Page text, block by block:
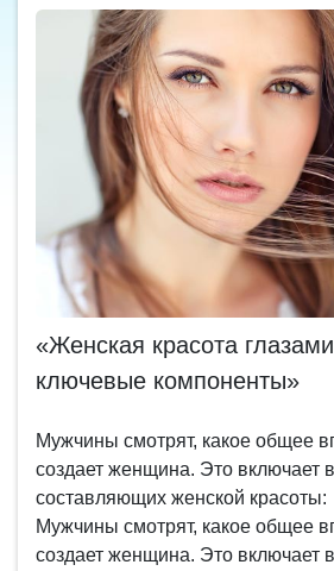
«Женская красота
ключевые компоненты»
Мужчины смотрят, какое общее
создает женщина. Это включает
составляющих женской красоты:
Мужчины смотрят, какое общее
создает женщина. Это включает